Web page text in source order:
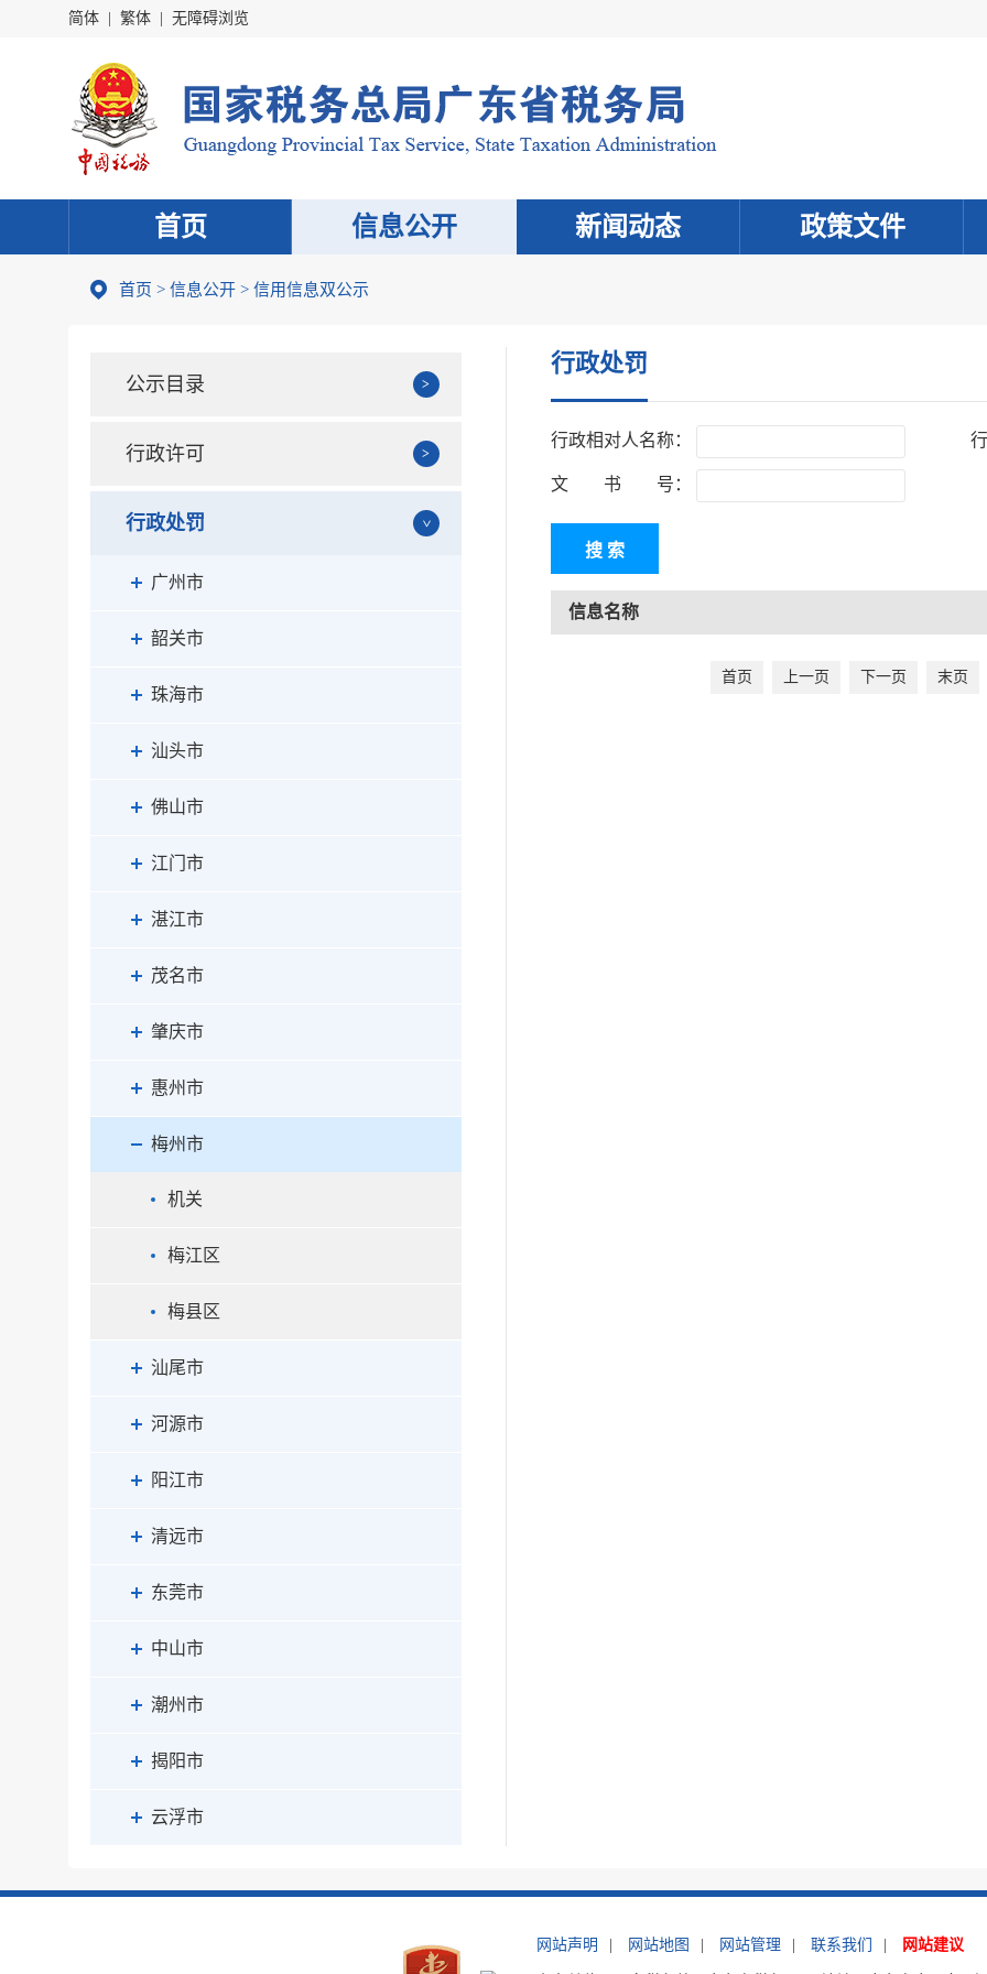
简体 繁体 无障碍浏览
首页 信息公开 新闻动态 政策文件
首页 > 信息公开 > 信用信息双公示
公示目录
行政许可
行政处罚
广州市
韶关市
珠海市
汕头市
佛山市
江门市
湛江市
茂名市
肇庆市
惠州市
梅州市
机关
梅江区
梅县区
汕尾市
河源市
阳江市
清远市
东莞市
中山市
潮州市
揭阳市
云浮市
行政处罚
行政相对人名称：
文 书 号：
信息名称
首页 上一页 下一页 末页
网站声明 网站地图 网站管理 联系我们 网站建议